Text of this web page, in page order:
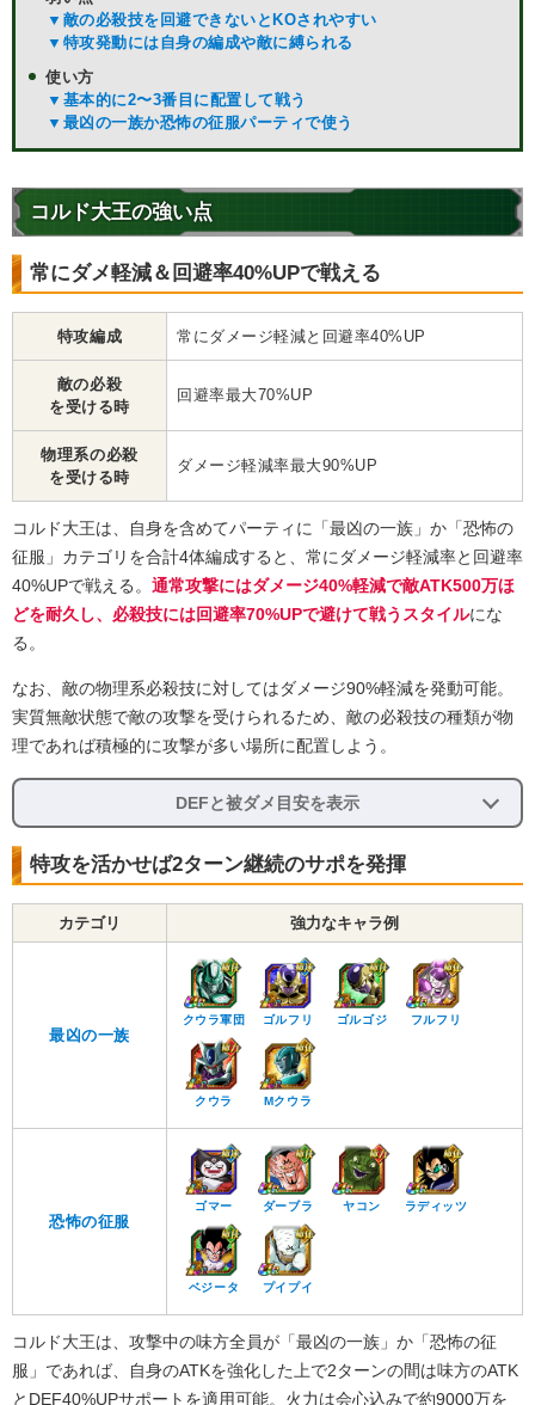
▼敵の必殺技を回避できないとKOされやすい
▼特攻発動には自身の編成や敵に縛られる
使い方
▼基本的に2〜3番目に配置して戦う
▼最凶の一族か恐怖の征服パーティで使う
コルド大王の強い点
常にダメ軽減＆回避率40%UPで戦える
特攻編成 常にダメージ軽減と回避率40%UP
敵の必殺
を受ける時
回避率最大70%UP
物理系の必殺
を受ける時
ダメージ軽減率最大90%UP
コルド大王は、自身を含めてパーティに「最凶の一族」か「恐怖の
征服」カテゴリを合計4体編成すると、常にダメージ軽減率と回避率
40%UPで戦える。 通常攻撃にはダメージ40%軽減で敵ATK500万ほ
どを耐久し、必殺技には回避率70%UPで避けて戦うスタイルにな
る。
なお、敵の物理系必殺技に対してはダメージ90%軽減を発動可能。
実質無敵状態で敵の攻撃を受けられるため、敵の必殺技の種類が物
理であれば積極的に攻撃が多い場所に配置しよう。
DEFと被ダメ目安を表示
特攻を活かせば2ターン継続のサポを発揮
カテゴリ 強力なキャラ例
最凶の一族
クウラ軍団 ゴルフリ ゴルゴジ フルフリ
クウラ Mクウラ
恐怖の征服
ゴマー ダーブラ ヤコン ラディッツ
ベジータ プイプイ
コルド大王は、攻撃中の味方全員が「最凶の一族」か「恐怖の征
服」であれば、自身のATKを強化した上で2ターンの間は味方のATK
とDEF40%UPサポートを適用可能。火力は会心込みで約9000万を